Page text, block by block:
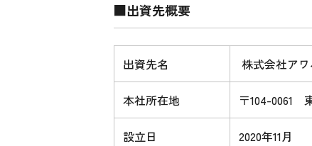
■出資先概要
出資先名 株式会社ア
本社所在地 〒104-0061
設立日 2020年11月